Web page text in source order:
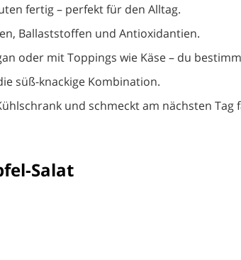
fertig – perfekt für den Alltag.
Ballaststoffen und Antioxidantien.
oder mit Toppings wie Käse – du
süß-knackige Kombination.
und schmeckt am nächsten Tag
Salat